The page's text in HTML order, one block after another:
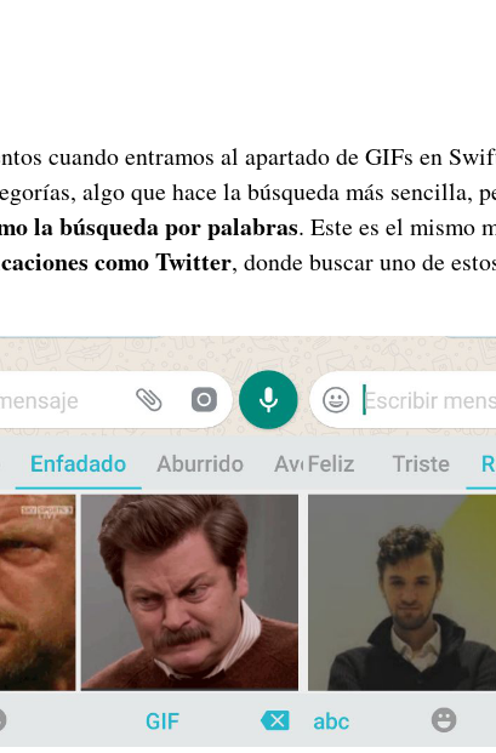
cuando entramos al apartado de GIFs en
algo que hace la búsqueda más sencilla,
la búsqueda por palabras. Este es el mismo
como Twitter, donde buscar uno de